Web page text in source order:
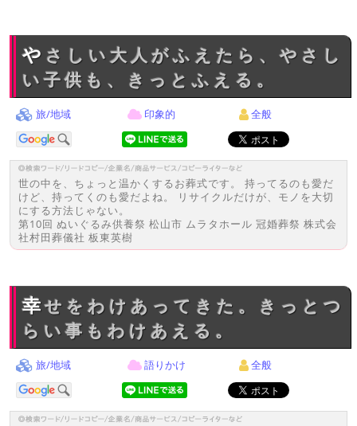
やさしい大人がふえたら、やさし
い子供も、きっとふえる。
旅/地域 印象的 全般
世の中を、ちょっと温かくするお葬式です。 持ってるのも愛だ
けど、持ってくのも愛だよね。 リサイクルだけが、モノを大切
にする方法じゃない。
第10回 ぬいぐるみ供養祭 松山市 ムラタホール 冠婚葬祭 株式会
社村田葬儀社 板東英樹
幸せをわけあってきた。きっとつ
らい事もわけあえる。
旅/地域 語りかけ 全般